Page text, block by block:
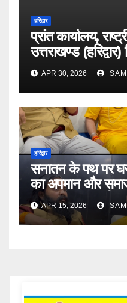
हरिद्वार
प्रांत कार्यालय,
उत्तराखण्ड
2026
APR 30, 2026
हरिद्वार
सनातन के पथ पर
का अपमान और
स्थिति में स्वीकार्य
APR 15, 2026